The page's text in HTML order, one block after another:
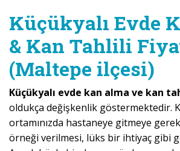
Küçükyalı Evde
& Kan Tahlili
(Maltepe ilçesi)
Küçükyalı evde kan alma ve kan
oldukça değişkenlik göstermektedir.
ortamınızda hastaneye gitmeye
örneği verilmesi, lüks bir ihtiyaç gibi